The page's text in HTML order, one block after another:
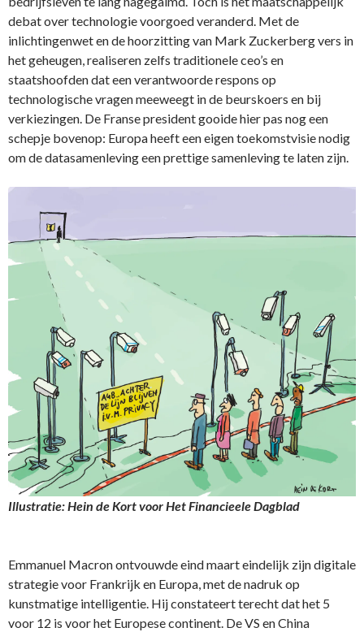
debat over technologie voorgoed veranderd. Met de
inlichtingenwet en de hoorzitting van Mark Zuckerberg vers in
het geheugen, realiseren zelfs traditionele ceo’s en
staatshoofden dat een verantwoorde respons op
technologische vragen meeweegt in de beurskoers en bij
verkiezingen. De Franse president gooide hier pas nog een
schepje bovenop: Europa heeft een ­eigen toekomstvisie nodig
om de datasamenleving een prettige samenleving te laten zijn.
Illustratie: Hein de Kort voor Het Financieele Dagblad
Emmanuel Macron ontvouwde eind maart eindelijk zijn digitale
strategie voor Frankrijk en Europa, met de nadruk op
kunstmatige intelligentie. Hij constateert terecht dat het 5
voor 12 is voor het Europese continent. De VS en China